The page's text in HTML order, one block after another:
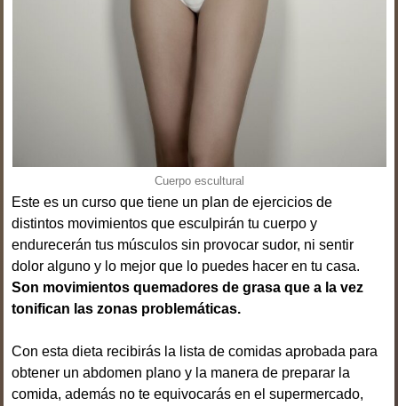
Cuerpo escultural
Este es un curso que tiene un plan de ejercicios de
distintos movimientos que esculpirán tu cuerpo y
endurecerán tus músculos sin provocar sudor, ni sentir
dolor alguno y lo mejor que lo puedes hacer en tu casa.
Son movimientos quemadores de grasa que a la vez
tonifican las zonas problemáticas.
Con esta dieta recibirás la lista de comidas aprobada para
obtener un abdomen plano y la manera de preparar la
comida, además no te equivocarás en el supermercado,